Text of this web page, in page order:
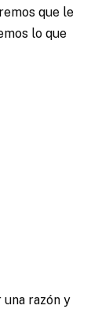
que le
lo que
una razón y